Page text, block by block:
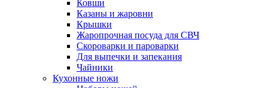
Ковши
Казаны и жаровни
Крышки
Жаропрочная посуда для СВЧ
Скороварки и пароварки
Для выпечки и запекания
Чайники
Кухонные ножи